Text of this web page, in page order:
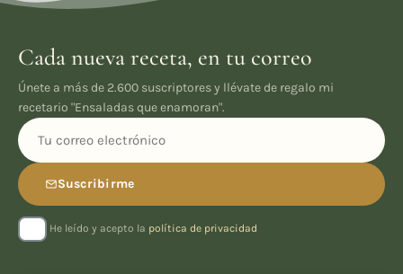
Cada nueva receta, en tu correo
Únete a más de 2.600 suscriptores y llévate de regalo mi
recetario "Ensaladas que enamoran".
Suscribirme
He leído y acepto la política de privacidad